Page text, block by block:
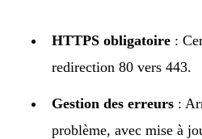
HTTPS obligatoire :
redirection 80 vers 443.
Gestion des erreurs :
problème, avec mise à